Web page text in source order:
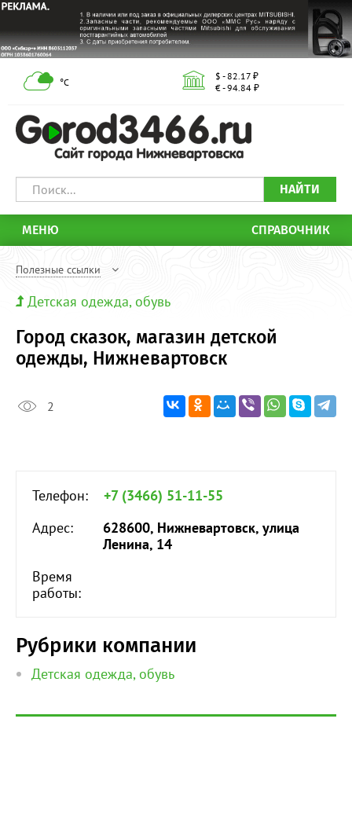
°С
$ - 82.17 ₽
€ - 94.84 ₽
НАЙТИ
МЕНЮ СПРАВОЧНИК
Полезные ссылки
Детская одежда, обувь
Город сказок, магазин детской
одежды, Нижневартовск
2
Телефон:
+7 (3466) 51-11-55
Адрес:
628600, Нижневартовск, улица
Ленина, 14
Время
работы:
Рубрики компании
Детская одежда, обувь